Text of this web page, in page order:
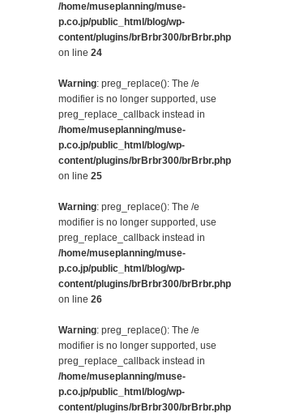
/home/museplanning/muse-
p.co.jp/public_html/blog/wp-
content/plugins/brBrbr300/brBrbr.php
on line 24
Warning: preg_replace(): The /e
modifier is no longer supported, use
preg_replace_callback instead in
/home/museplanning/muse-
p.co.jp/public_html/blog/wp-
content/plugins/brBrbr300/brBrbr.php
on line 25
Warning: preg_replace(): The /e
modifier is no longer supported, use
preg_replace_callback instead in
/home/museplanning/muse-
p.co.jp/public_html/blog/wp-
content/plugins/brBrbr300/brBrbr.php
on line 26
Warning: preg_replace(): The /e
modifier is no longer supported, use
preg_replace_callback instead in
/home/museplanning/muse-
p.co.jp/public_html/blog/wp-
content/plugins/brBrbr300/brBrbr.php